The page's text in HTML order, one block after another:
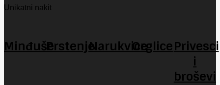
Unikatni nakit
MinđušePrstenjeNarukviceOrglicePrivesci
i
broševi